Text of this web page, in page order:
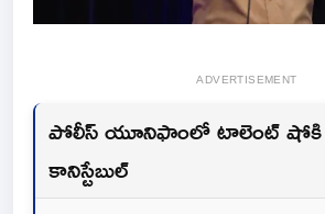
ADVERTISEMENT
పోలీస్ యూనిఫాంలో టాలెంట్ షోకి
కానిస్టేబుల్